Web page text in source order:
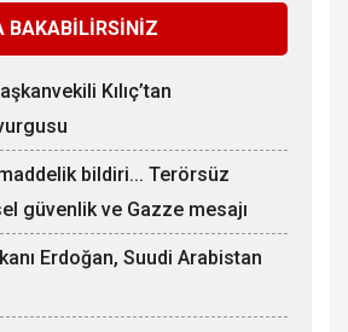
BAKABİLİRSİNİZ
Kılıç’tan
maddelik bildiri... Terörsüz
güvenlik ve Gazze mesajı
Erdoğan, Suudi Arabistan